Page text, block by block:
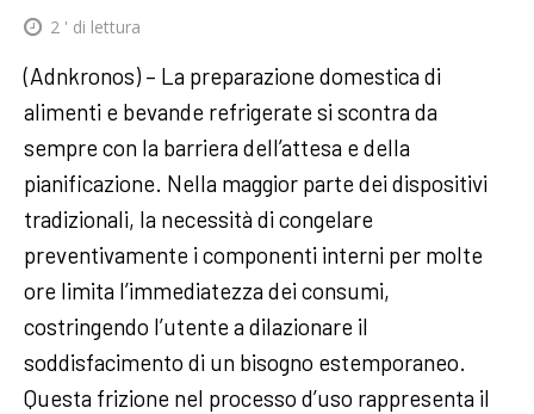
2 ' di lettura
(Adnkronos) – La preparazione domestica di
alimenti e bevande refrigerate si scontra da
sempre con la barriera dell’attesa e della
pianificazione. Nella maggior parte dei dispositivi
tradizionali, la necessità di congelare
preventivamente i componenti interni per molte
ore limita l’immediatezza dei consumi,
costringendo l’utente a dilazionare il
soddisfacimento di un bisogno estemporaneo.
Questa frizione nel processo d’uso rappresenta il